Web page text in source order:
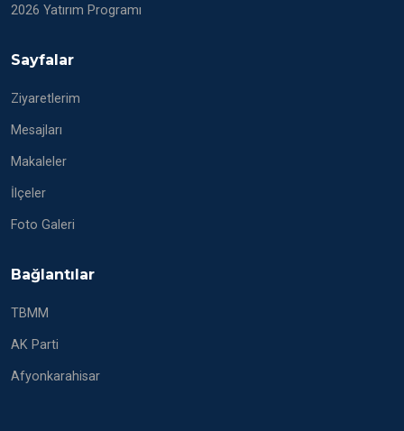
2026 Yatırım Programı
Sayfalar
Ziyaretlerim
Mesajları
Makaleler
İlçeler
Foto Galeri
Bağlantılar
TBMM
AK Parti
Afyonkarahisar